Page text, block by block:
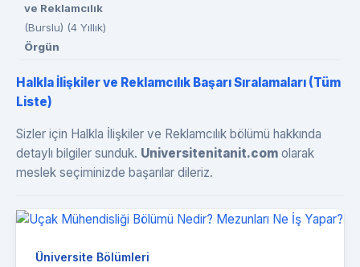
ve Reklamcılık
(Burslu) (4 Yıllık)
Örgün
Halkla İlişkiler ve Reklamcılık Başarı Sıralamaları (Tüm
Liste)
Sizler için Halkla İlişkiler ve Reklamcılık bölümü hakkında
detaylı bilgiler sunduk. Universitenitanit.com olarak
meslek seçiminizde başarılar dileriz.
Üniversite Bölümleri